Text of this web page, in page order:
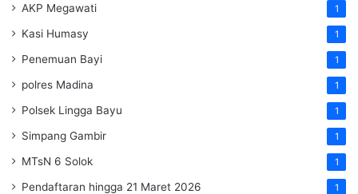
AKP Megawati 1
Kasi Humasy 1
Penemuan Bayi 1
polres Madina 1
Polsek Lingga Bayu 1
Simpang Gambir 1
MTsN 6 Solok 1
Pendaftaran hingga 21 Maret 2026 1